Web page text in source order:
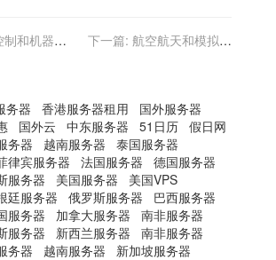
制和机器操
下一篇: 航空航天和模拟飞
务器 香港服务器租用
国外服务器
国外云 中东服务器 51日历 假日网
务器 越南服务器
泰国服务器
律宾服务器 法国服务器
德国服务器
服务器 美国服务器
美国VPS
廷服务器 俄罗斯服务器
巴西服务器
服务器 加拿大服务器
南非服务器
服务器 新西兰服务器
南非服务器
务器 越南服务器 新加坡服务器